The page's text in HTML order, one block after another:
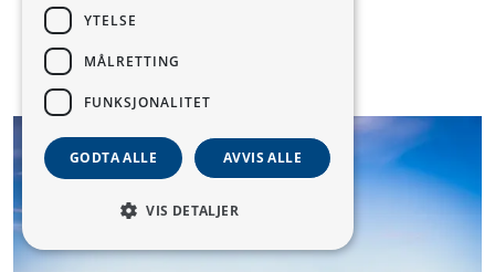
LES MER
YTELSE
MÅLRETTING
FUNKSJONALITET
GODTA ALLE AVVIS ALLE
VIS DETALJER